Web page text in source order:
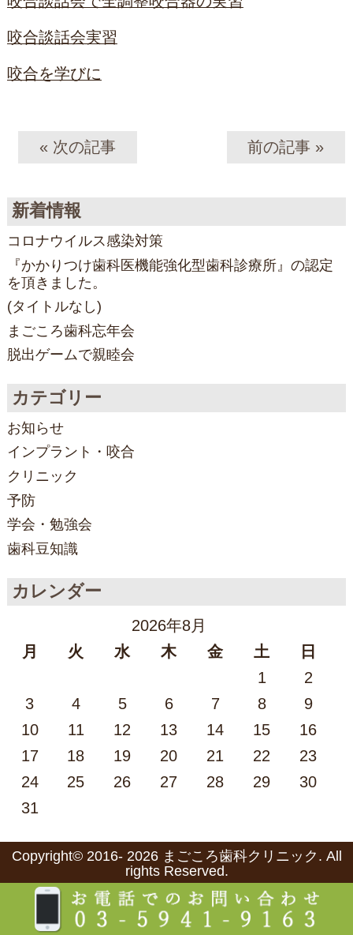
咬合談話会実習
咬合を学びに
前の記事 »
« 次の記事
新着情報
コロナウイルス感染対策
『かかりつけ歯科医機能強化型歯科診療所』の認定
を頂きました。
(タイトルなし)
まごころ歯科忘年会
脱出ゲームで親睦会
カテゴリー
お知らせ
インプラント・咬合
クリニック
予防
学会・勉強会
歯科豆知識
カレンダー
2026年8月
月
火 水 木 金 土
日
1
2
3
4 5 6 7 8
9
10
11 12 13 14 15
16
17
18 19 20 21 22
23
24
25 26 27 28 29
30
31
Copyright© 2016- 2026 まごころ歯科クリニック . All
rights Reserved.